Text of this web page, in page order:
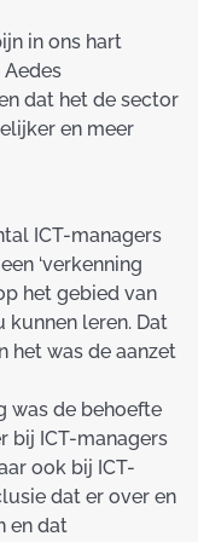
in ons hart
Aedes
dat het de sector
en meer
ICT-managers
‘verkenning
het gebied van
kunnen leren. Dat
het was de aanzet
was de behoefte
bij ICT-managers
ook bij ICT-
dat er over en
en dat